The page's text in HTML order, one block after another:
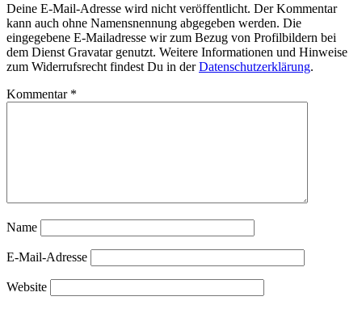
Deine E-Mail-Adresse wird nicht veröffentlicht. Der Kommentar
kann auch ohne Namensnennung abgegeben werden. Die
eingegebene E-Mailadresse wir zum Bezug von Profilbildern bei
dem Dienst Gravatar genutzt. Weitere Informationen und Hinweise
zum Widerrufsrecht findest Du in derDatenschutzerklärung.
Kommentar *
Name
E-Mail-Adresse
Website